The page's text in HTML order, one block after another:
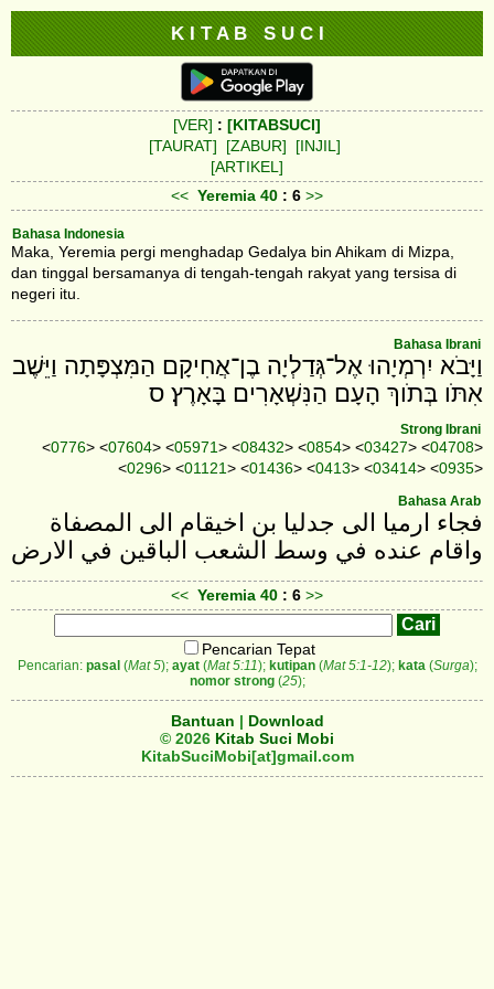
K I T A B S U C I
[VER] : [KITABSUCI]
[TAURAT]
[ZABUR]
[INJIL]
[ARTIKEL]
<< Yeremia 40 : 6 >>
Bahasa Indonesia
Maka, Yeremia pergi menghadap Gedalya bin Ahikam di Mizpa,
dan tinggal bersamanya di tengah-tengah rakyat yang tersisa di
negeri itu.
Bahasa Ibrani
וַיָּבֹא יִרְמְיָהוּ אֶל־גְּדַלְיָה בֶן־אֲחִיקָם הַמִּצְפָּתָה וַיֵּשֶׁב
אִתֹּו בְּתֹוךְ הָעָם הַנִּשְׁאָרִים בָּאָרֶץ׃ ס
Strong Ibrani
<0776> <07604> <05971> <08432> <0854> <03427> <04708>
<0296> <01121> <01436> <0413> <03414> <0935>
Bahasa Arab
فجاء ارميا الى جدليا بن اخيقام الى المصفاة
واقام عنده في وسط الشعب الباقين في الارض
<< Yeremia 40 : 6 >>
Pencarian Tepat
Pencarian: pasal(Mat 5); ayat(Mat 5:11); kutipan(Mat 5:1-12); kata (Surga);
nomor strong(25);
Bantuan | Download
© 2026 Kitab Suci Mobi
KitabSuciMobi[at]gmail.com